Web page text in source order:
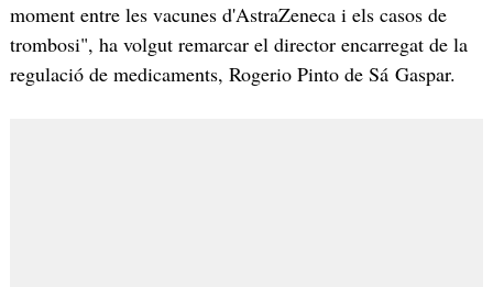
moment entre les vacunes d'AstraZeneca i els casos de
trombosi", ha volgut remarcar el director encarregat de la
regulació de medicaments, Rogerio Pinto de Sá Gaspar.